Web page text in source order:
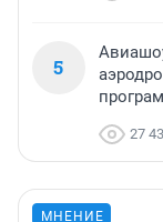
5
27
МНЕНИЕ